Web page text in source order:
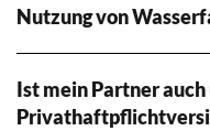
Nutzung von
Ist mein Partner